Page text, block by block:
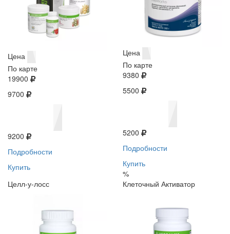
Цена
По карте
19900
9700
9200
Подробности
Купить
Цена
По карте
9380
5500
5200
Подробности
Купить
%
Целл-у-лосс
Клеточный Активатор